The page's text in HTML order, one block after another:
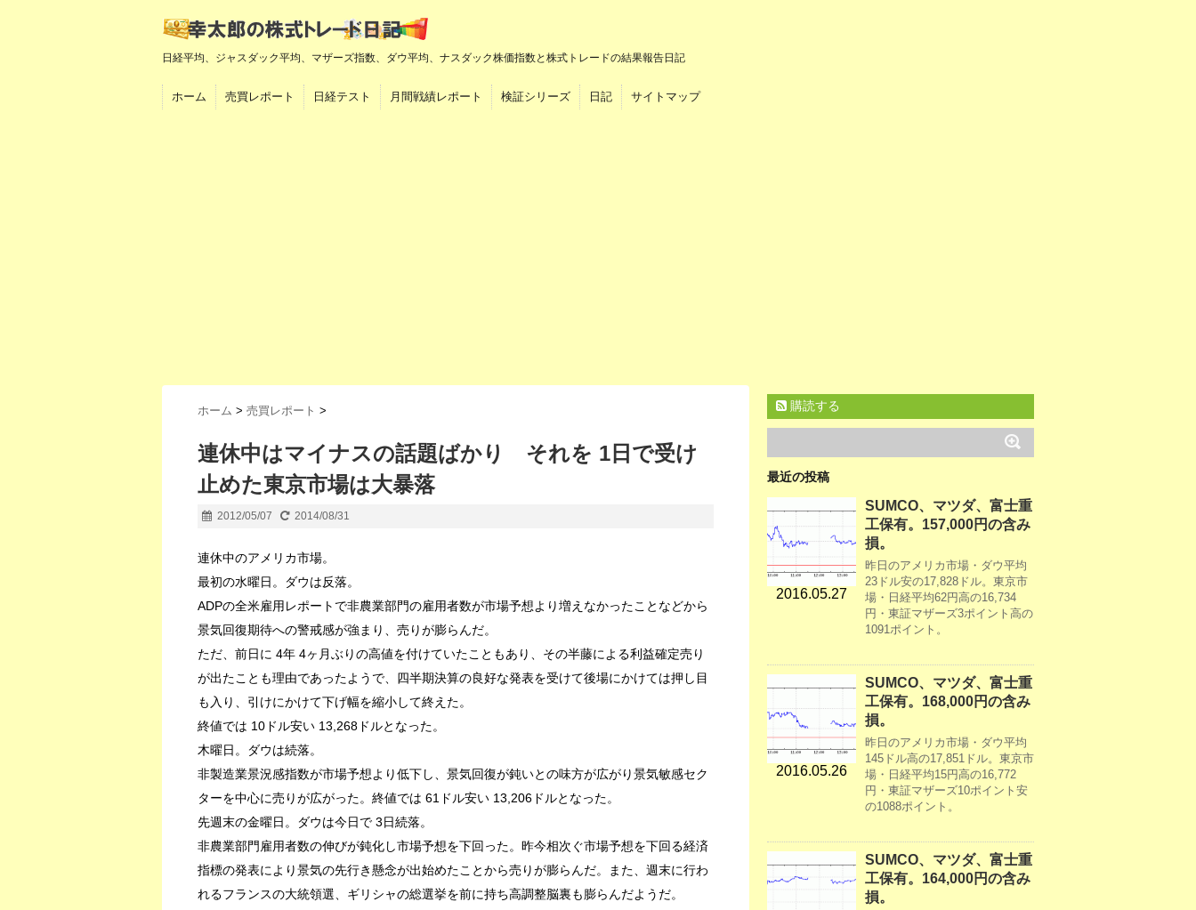
日経平均、ジャスダック平均、マザーズ指数、ダウ平均、ナスダック株価指数と株式トレードの結果報告日記
ホーム 売買レポート 日経テスト 月間戦績レポート 検証シリーズ 日記 サイトマップ
ホーム > 売買レポート >
連休中はマイナスの話題ばかり それを 1日で受け
止めた東京市場は大暴落
2012/05/07 2014/08/31
連休中のアメリカ市場。
最初の水曜日。ダウは反落。
ADPの全米雇用レポートで非農業部門の雇用者数が市場予想より増えなかったことなどから
景気回復期待への警戒感が強まり、売りが膨らんだ。
ただ、前日に 4年 4ヶ月ぶりの高値を付けていたこともあり、その半藤による利益確定売り
が出たことも理由であったようで、四半期決算の良好な発表を受けて後場にかけては押し目
も入り、引けにかけて下げ幅を縮小して終えた。
終値では 10ドル安い 13,268ドルとなった。
木曜日。ダウは続落。
非製造業景況感指数が市場予想より低下し、景気回復が鈍いとの味方が広がり景気敏感セク
ターを中心に売りが広がった。終値では 61ドル安い 13,206ドルとなった。
先週末の金曜日。ダウは今日で 3日続落。
非農業部門雇用者数の伸びが鈍化し市場予想を下回った。昨今相次ぐ市場予想を下回る経済
指標の発表により景気の先行き懸念が出始めたことから売りが膨らんだ。また、週末に行わ
れるフランスの大統領選、ギリシャの総選挙を前に持ち高調整脳裏も膨らんだようだ。
購読する
最近の投稿
2016.05.27
SUMCO、マツダ、富士重
工保有。157,000円の含み
損。
昨日のアメリカ市場・ダウ平均
23ドル安の17,828ドル。東京市
場・日経平均62円高の16,734
円・東証マザーズ3ポイント高の
1091ポイント。
2016.05.26
SUMCO、マツダ、富士重
工保有。168,000円の含み
損。
昨日のアメリカ市場・ダウ平均
145ドル高の17,851ドル。東京市
場・日経平均15円高の16,772
円・東証マザーズ10ポイント安
の1088ポイント。
SUMCO、マツダ、富士重
工保有。164,000円の含み
損。